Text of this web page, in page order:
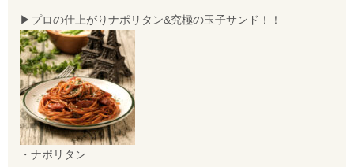
▶︎プロの仕上がりナポリタン&究極の玉子サンド！！
・ナポリタン